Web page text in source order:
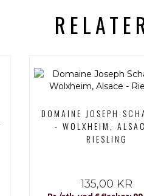
DOMAINE JOSEPH
- WOLXHEIM,
RIESLING
135,00 KR